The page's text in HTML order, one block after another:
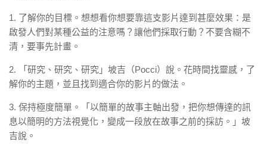
1. 了解你的目標。想想看你想要靠這支影片達到甚麼效果：是
啟發人們對某種公益的注意嗎？讓他們採取行動？不要含糊不
清，要事先計畫。
2. 「研究、研究、研究」坡吉（Pocci）說。花時間找靈感，了
解你的主題，並且找到適合你的影片的做法。
3. 保持極度簡單。「以簡單的故事主軸出發，把你想傳達的訊
息以簡明的方法視覺化，變成一段放在故事之前的採訪。」坡
吉說。